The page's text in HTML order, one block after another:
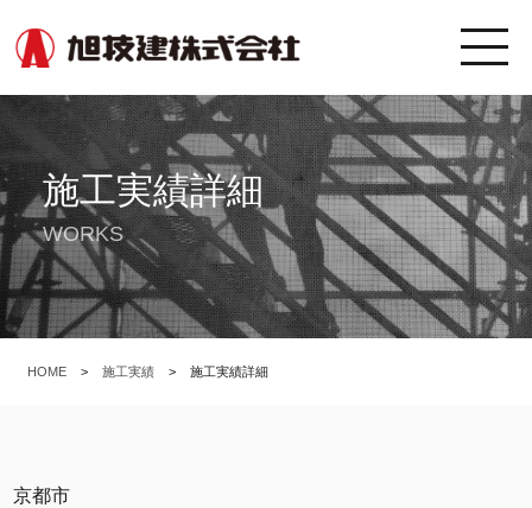
施工実績詳細
WORKS
HOME > 施工実績 > 施工実績詳細
京都市